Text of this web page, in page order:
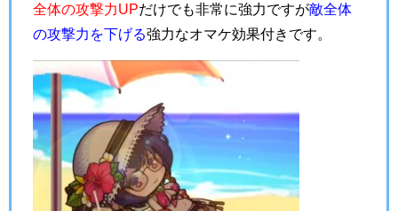
全体の攻撃力UPだけでも非常に強力ですが敵全体
の攻撃力を下げる強力なオマケ効果付きです。